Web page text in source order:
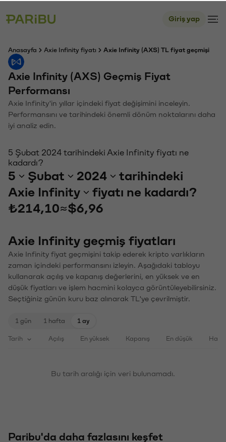
Giriş yap
Anasayfa Axie Infinity fiyatı Axie Infinity (AXS) TL fiyat geçmişi
Axie Infinity (AXS) Geçmiş Fiyat
Performansı
Axie Infinity'in yıllar içindeki fiyat değişimini inceleyin.
Performansını ve tarihindeki önemli dönüm noktalarını daha
iyi analiz edin.
5 Şubat 2024 tarihindeki Axie Infinity fiyatı ne
kadardı?
5 Şubat 2024
tarihindeki
Axie Infinity
fiyatı ne kadardı?
₺214,10≈$6,96
Axie Infinity geçmiş fiyatları
Axie Infinity fiyat geçmişini takip ederek kripto varlıkların
zaman içindeki performansını izleyin. Aşağıdaki tabloyu
kullanarak açılış ve kapanış değerlerini, en yüksek ve en
düşük fiyatları ve işlem hacmini kolayca görüntüleyebilirsiniz.
Seçtiğiniz günün kuru baz alınarak TL'ye çevrilmiştir.
1 gün 1 hafta 1 ay
Tarih Açılış En yüksek Kapanış En düşük
Bu tarih aralığı için veri bulunamadı.
Paribu'da daha fazlasını keşfet